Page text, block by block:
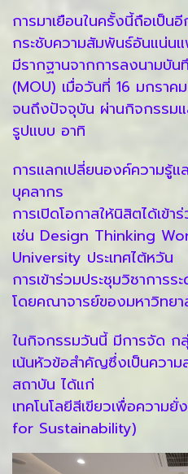
การมาเยือนในครั้งนี้ถือเป็น
กระชับความสัมพันธ์อันแน่น
มีรากฐานจากการลงนามบัน
(MOU) เมื่อวันที่ 16 มกราค
จนถึงปัจจุบัน ผ่านกิจกรรม
รูปแบบ อาทิ
การแลกเปลี่ยนองค์ความรู้
บุคลากร
การเปิดโอกาสให้นิสิตได้เข้
เช่น Design Thinking
University ประเทศไต้หวัน
การเข้าร่วมประชุมวิชาการร
โดยคณาจารย์ของมหาวิทยา
ในกิจกรรมวันนี้ มีการจัด ก
เน้นหัวข้อสำคัญซึ่งเป็นควา
สถาบัน ได้แก่
เทคโนโลยีสีเขียวเพื่อควา
for Sustainability)